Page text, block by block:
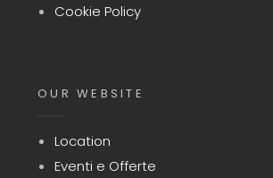
Cookie Policy
OUR WEBSITE
Location
Eventi e Offerte